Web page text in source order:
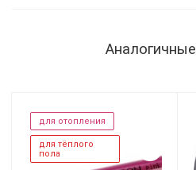
для отопления
для тёплого
пола